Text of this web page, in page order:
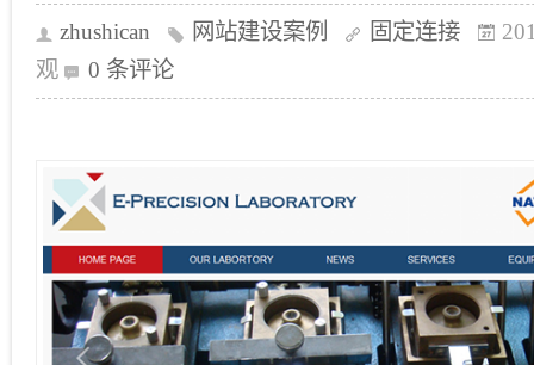
zhushican 网站建设案例 固定连接
观
0 条评论